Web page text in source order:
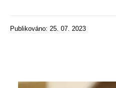
Publikováno: 25. 07. 2023